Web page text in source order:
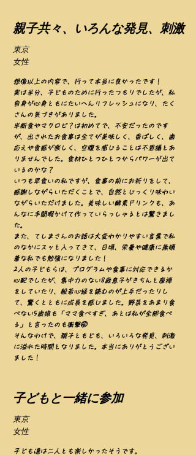
​親子共々、いろんな発見、刺激
東京
​女性
想像以上の内容で、行って本当に良かったです！
実は半分、子どものために行ったつもりでしたが、私
自身が心身ともにたいへんリフレッシュになり、たく
さんの気づきがありました。
半断食やマクロビ？は初めてで、不安だったのです
が、出されたお食事は全てが美味しく、香ばしく、歯
応えや食感が楽しく、空腹を感じることは不思議とあ
りませんでした。食材ひとつひとつからパワーが出て
いるのかな？
いつも早食いの私ですが、食事の前にお祈りをして、
感謝しながらいただくことで、自然とじっくり味わい
ながらいただけました。美味しい酵素ドリンクも、あ
んなに手間暇かけて作っていらっしゃるとは驚きまし
た。
また、てしまさんのお話は大変わかりやすい言葉で私
のなかにスッと入ってきて、日頃、栄養や健康に無頓
着な私でも勉強になりました！
2人の子どもらは、プログラムや食事に対応できるか
心配でしたが、集中力のない8歳息子がきちんと座禅
をしていたり、般若心経を読むのが上手だったりし
て、驚くとともに成長を感じました。野菜をあまり食
べない5歳娘も「ママ食べすぎ、あとは私が全部食べ
る」と言ったのも衝撃🤭
そんなわけで、親子ともども、いろいろな発見、刺激
に溢れた時間となりました。本当にありがとうござい
ました！
​子どもと一緒に参加
東京
​女性
子ども達は二人とも楽しかったそうです。